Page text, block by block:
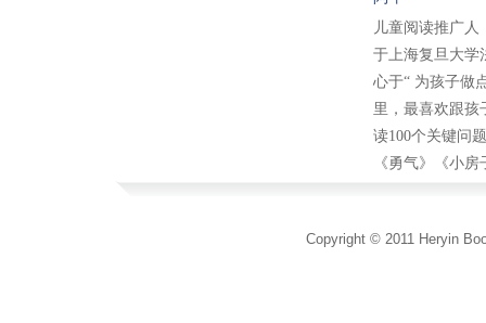
儿童阅读推广人
于上海复旦大学
心于“ 为孩子做
里，最喜欢跟孩
读100个关键问
《勇气》《小
Copyright © 2011 Heryin